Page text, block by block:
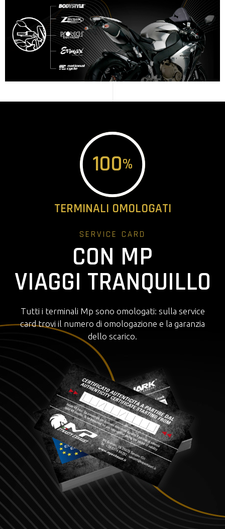
100%
TERMINALI OMOLOGATI
SERVICE CARD
CON MP
VIAGGI TRANQUILLO
Tutti i terminali Mp sono omologati: sulla service
card trovi il numero di omologazione e la garanzia
dello scarico.